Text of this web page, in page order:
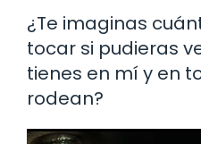
¿Te imaginas
tocar si pudieras
tienes en mí y en
rodean?